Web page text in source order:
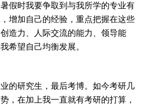
假时我要争取到与我所学的专业有
增加自己的经验，重点把握在这些
造力、人际交流的能力、领导能
希望自己均衡发展。
研究生，最后考博。如今考研几
，在加上我一直就有考研的打算，